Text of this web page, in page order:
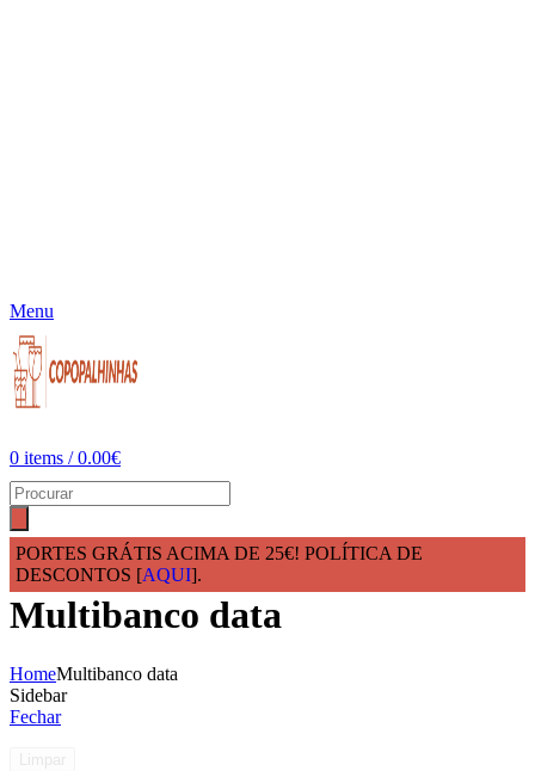
Menu
0 items / 0.00€
PORTES GRÁTIS ACIMA DE 25€! POLÍTICA DE
DESCONTOS [AQUI].
Multibanco data
HomeMultibanco data
Sidebar
Fechar